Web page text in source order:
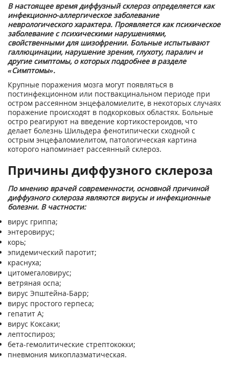
В настоящее время диффузный склероз определяется как
инфекционно-аллергическое заболевание
неврологического характера. Проявляется как психическое
заболевание с психическими нарушениями,
свойственными для шизофрении. Больные испытывают
галлюцинации, нарушение зрения, глухоту, паралич и
другие симптомы, о которых подробнее в разделе
«Симптомы».
Крупные поражения мозга могут появляться в
постинфекционном или поствакцинальном периоде при
остром рассеянном энцефаломиелите, в некоторых случаях
поражение происходят в подкорковых областях. Больные
остро реагируют на введение кортикостероидов, что
делает болезнь Шильдера фенотипически сходной с
острым энцефаломиелитом, патологическая картина
которого напоминает рассеянный склероз.
Причины диффузного склероза
По мнению врачей современности, основной причиной
диффузного склероза являются вирусы и инфекционные
болезни. В частности:
вирус гриппа;
энтеровирус;
корь;
эпидемический паротит;
краснуха;
цитомегаловирус;
ветряная оспа;
вирус Эпштейна-Барр;
вирус простого герпеса;
гепатит А;
вирус Коксаки;
лептоспироз;
бета-гемолитические стрептококки;
пневмония микоплазматическая.